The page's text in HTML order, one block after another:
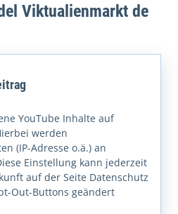
Viktualienmarkt de
YouTube Inhalte auf
werden
(IP-Adresse o.ä.) an
Einstellung kann jederzeit
auf der Seite Datenschutz
Out-Buttons geändert